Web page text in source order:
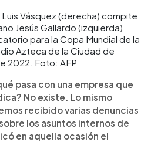
Vásquez (derecha) compite
Jesús Gallardo (izquierda)
para la Copa Mundial de la
Azteca de la Ciudad de
2022. Foto: AFP
pasa con una empresa que
No existe. Lo mismo
recibido varias denuncias
los asuntos internos de
en aquella ocasión el